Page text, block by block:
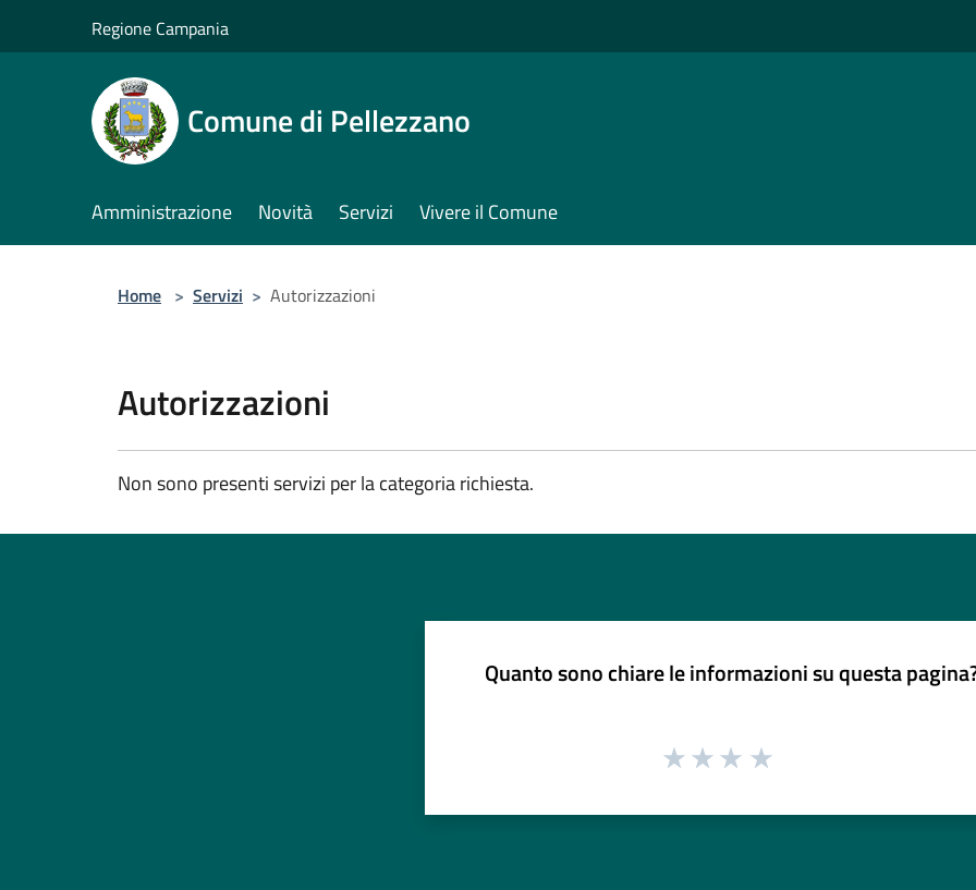
Regione Campania
Comune di Pellezzano
Amministrazione Novità Servizi Vivere il Comune
Home > Servizi > Autorizzazioni
Autorizzazioni
Non sono presenti servizi per la categoria richiesta.
Quanto sono chiare le informazioni su questa